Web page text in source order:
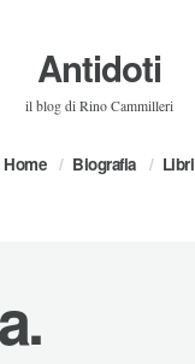
Antidoti
il blog di Rino Cammilleri
Home Biografia Libri